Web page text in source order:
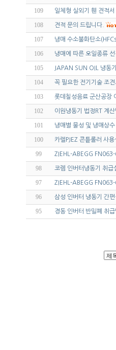
109 일체형 실외기 휀 견적
108 견적 문의 드립니다.
107 냉매 수소불화탄소
106 냉매에 따른 오일종류 선
105 JAPAN SUN OIL 냉동
104 꼭 필요한 전기기술 조견
103 롯데칠성음료 군산공장
102 이원냉동기 법정RT 계산
101 냉매별 물성 및 냉매상수
100 카렐PJEZ 콘틑롤러 사용
99 ZIEHL-ABEGG
98 코렘 인버터냉동기 취급
97 ZIEHL-ABEGG
96 삼성 인버터 냉동기 간
95 경동 인버터 반밀폐 취